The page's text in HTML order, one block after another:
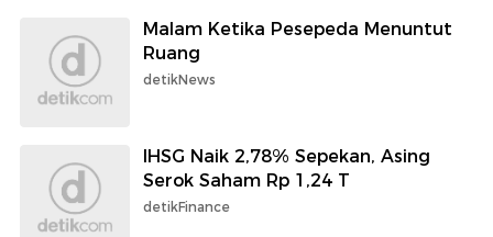
Malam Ketika Pesepeda Menuntut
Ruang
detikNews
IHSG Naik 2,78% Sepekan, Asing
Serok Saham Rp 1,24 T
detikFinance